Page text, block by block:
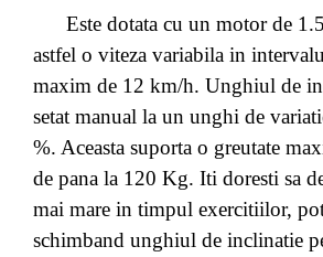
Este dotata cu un motor de
astfel o viteza variabila in
maxim de 12 km/h. Unghiul de
setat manual la un unghi de
%. Aceasta suporta o greutate
de pana la 120 Kg. Iti doresti sa
mai mare in timpul exercitiilor,
schimband unghiul de inclinatie